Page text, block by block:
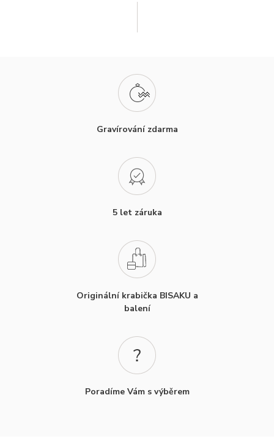
Gravírování zdarma
5 let záruka
Originální krabička BISAKU a
balení
Poradíme Vám s výběrem